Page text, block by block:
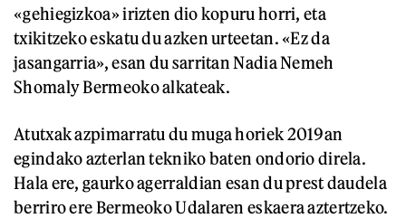
«gehiegizkoa» irizten dio kopuru horri, eta
txikitzeko eskatu du azken urteetan. «Ez da
jasangarria», esan du sarritan Nadia Nemeh
Shomaly Bermeoko alkateak.
Atutxak azpimarratu du muga horiek 2019an
egindako azterlan tekniko baten ondorio direla.
Hala ere, gaurko agerraldian esan du prest daudela
berriro ere Bermeoko Udalaren eskaera aztertzeko.